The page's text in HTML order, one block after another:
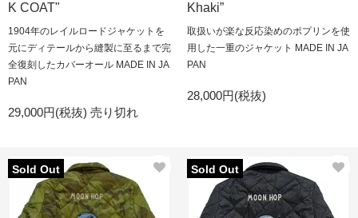
K COAT"
1904年のレイルロードジャケットを
元にディテールから縫製に至るまで完
全復刻したカバーオール MADE IN JA
PAN
29,000円(税抜) 売り切れ
Khaki”
取扱いが楽な反応染めのポプリンを使
用した一重のジャケット MADE IN JA
PAN
28,000円(税抜)
Sold Out Sold Out